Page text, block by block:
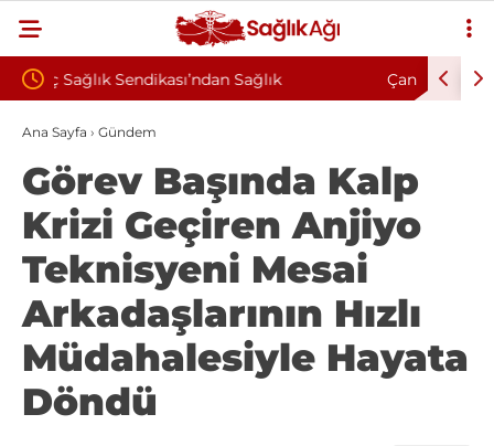
“Korkuyla
Çankırı Devlet Hastanesi’nde Sendikal Vesayet
İddiası: Maaş Kesme Cezası Talep Edildi
Ana Sayfa › Gündem
Görev Başında Kalp
Krizi Geçiren Anjiyo
Teknisyeni Mesai
Arkadaşlarının Hızlı
Müdahalesiyle Hayata
Döndü